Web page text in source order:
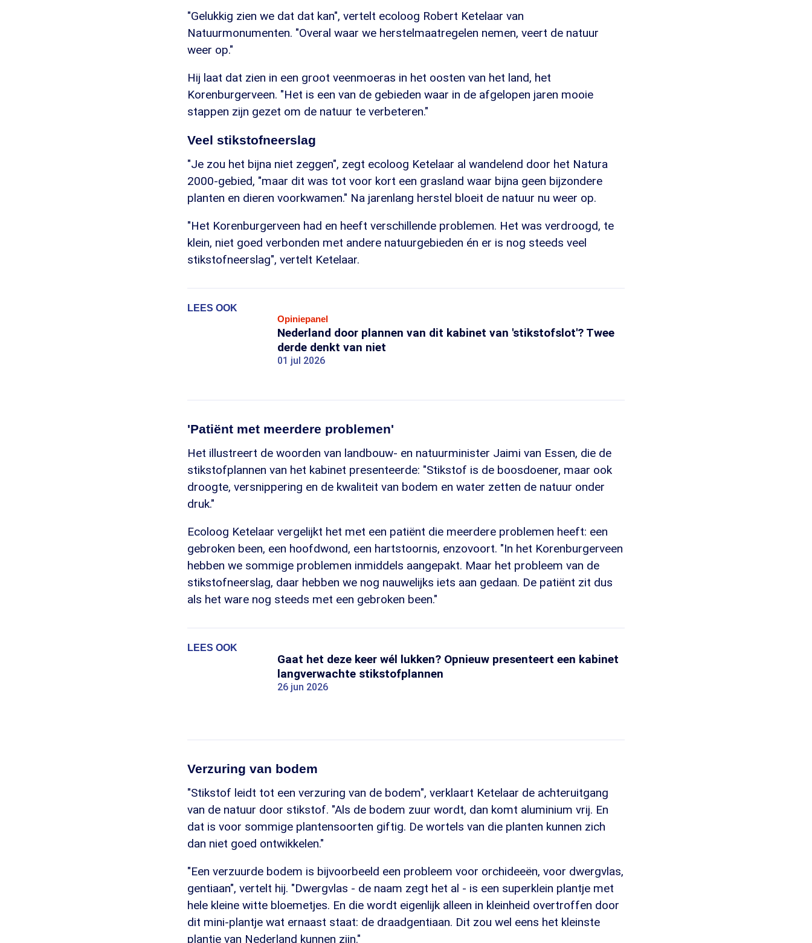
"Gelukkig zien we dat dat kan", vertelt ecoloog Robert Ketelaar van
Natuurmonumenten. "Overal waar we herstelmaatregelen nemen, veert de natuur
weer op."
Hij laat dat zien in een groot veenmoeras in het oosten van het land, het
Korenburgerveen. "Het is een van de gebieden waar in de afgelopen jaren mooie
stappen zijn gezet om de natuur te verbeteren."
Veel stikstofneerslag
"Je zou het bijna niet zeggen", zegt ecoloog Ketelaar al wandelend door het Natura
2000-gebied, "maar dit was tot voor kort een grasland waar bijna geen bijzondere
planten en dieren voorkwamen." Na jarenlang herstel bloeit de natuur nu weer op.
"Het Korenburgerveen had en heeft verschillende problemen. Het was verdroogd, te
klein, niet goed verbonden met andere natuurgebieden én er is nog steeds veel
stikstofneerslag", vertelt Ketelaar.
LEES OOK
Opiniepanel
Nederland door plannen van dit kabinet van 'stikstofslot'? Twee
derde denkt van niet
01 jul 2026
'Patiënt met meerdere problemen'
Het illustreert de woorden van landbouw- en natuurminister Jaimi van Essen, die de
stikstofplannen van het kabinet presenteerde: "Stikstof is de boosdoener, maar ook
droogte, versnippering en de kwaliteit van bodem en water zetten de natuur onder
druk."
Ecoloog Ketelaar vergelijkt het met een patiënt die meerdere problemen heeft: een
gebroken been, een hoofdwond, een hartstoornis, enzovoort. "In het Korenburgerveen
hebben we sommige problemen inmiddels aangepakt. Maar het probleem van de
stikstofneerslag, daar hebben we nog nauwelijks iets aan gedaan. De patiënt zit dus
als het ware nog steeds met een gebroken been."
LEES OOK
Gaat het deze keer wél lukken? Opnieuw presenteert een kabinet
langverwachte stikstofplannen
26 jun 2026
Verzuring van bodem
"Stikstof leidt tot een verzuring van de bodem", verklaart Ketelaar de achteruitgang
van de natuur door stikstof. "Als de bodem zuur wordt, dan komt aluminium vrij. En
dat is voor sommige plantensoorten giftig. De wortels van die planten kunnen zich
dan niet goed ontwikkelen."
"Een verzuurde bodem is bijvoorbeeld een probleem voor orchideeën, voor dwergvlas,
gentiaan", vertelt hij. "Dwergvlas - de naam zegt het al - is een superklein plantje met
hele kleine witte bloemetjes. En die wordt eigenlijk alleen in kleinheid overtroffen door
dit mini-plantje wat ernaast staat: de draadgentiaan. Dit zou wel eens het kleinste
plantje van Nederland kunnen zijn."